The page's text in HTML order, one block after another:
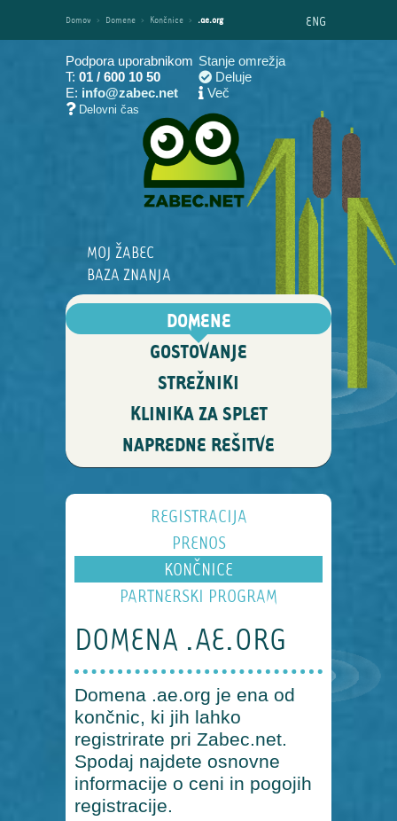
Domov › Domene › Končnice › .ae.org ENG
Podpora uporabnikom
T: 01 / 600 10 50
E: info@zabec.net
Delovni čas
Stanje omrežja
Deluje
Več
MOJ ŽABEC
BAZA ZNANJA
DOMENE
GOSTOVANJE
STREŽNIKI
KLINIKA ZA SPLET
NAPREDNE REŠITVE
REGISTRACIJA
PRENOS
KONČNICE
PARTNERSKI PROGRAM
DOMENA .AE.ORG
Domena .ae.org je ena od
končnic, ki jih lahko
registrirate pri Zabec.net.
Spodaj najdete osnovne
informacije o ceni in pogojih
registracije.